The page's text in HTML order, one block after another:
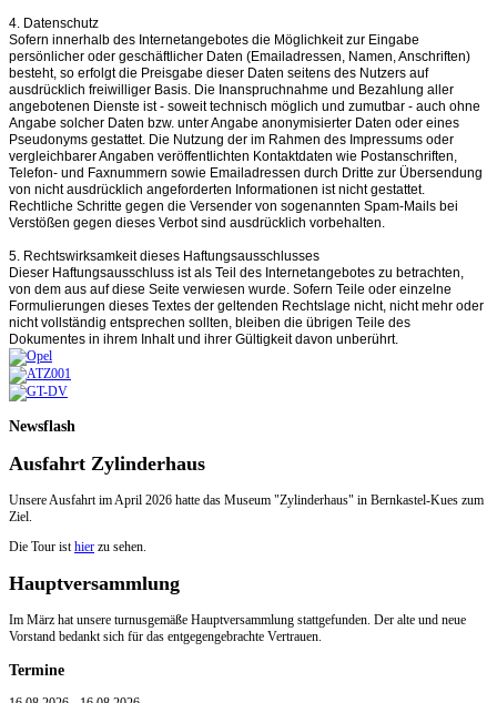
4. Datenschutz
Sofern innerhalb des Internetangebotes die Möglichkeit zur Eingabe
persönlicher oder geschäftlicher Daten (Emailadressen, Namen, Anschriften)
besteht, so erfolgt die Preisgabe dieser Daten seitens des Nutzers auf
ausdrücklich freiwilliger Basis. Die Inanspruchnahme und Bezahlung aller
angebotenen Dienste ist - soweit technisch möglich und zumutbar - auch ohne
Angabe solcher Daten bzw. unter Angabe anonymisierter Daten oder eines
Pseudonyms gestattet. Die Nutzung der im Rahmen des Impressums oder
vergleichbarer Angaben veröffentlichten Kontaktdaten wie Postanschriften,
Telefon- und Faxnummern sowie Emailadressen durch Dritte zur Übersendung
von nicht ausdrücklich angeforderten Informationen ist nicht gestattet.
Rechtliche Schritte gegen die Versender von sogenannten Spam-Mails bei
Verstößen gegen dieses Verbot sind ausdrücklich vorbehalten.
5. Rechtswirksamkeit dieses Haftungsausschlusses
Dieser Haftungsausschluss ist als Teil des Internetangebotes zu betrachten,
von dem aus auf diese Seite verwiesen wurde. Sofern Teile oder einzelne
Formulierungen dieses Textes der geltenden Rechtslage nicht, nicht mehr oder
nicht vollständig entsprechen sollten, bleiben die übrigen Teile des
Dokumentes in ihrem Inhalt und ihrer Gültigkeit davon unberührt.
Newsflash
Ausfahrt Zylinderhaus
Unsere Ausfahrt im April 2026 hatte das Museum "Zylinderhaus" in Bernkastel-Kues zum
Ziel.
Die Tour isthier zu sehen.
Hauptversammlung
Im März hat unsere turnusgemäße Hauptversammlung stattgefunden. Der alte und neue
Vorstand bedankt sich für das entgegengebrachte Vertrauen.
Termine